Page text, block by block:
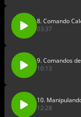
8. Comando
03:37
9. Comandos
10:13
10.
12:28